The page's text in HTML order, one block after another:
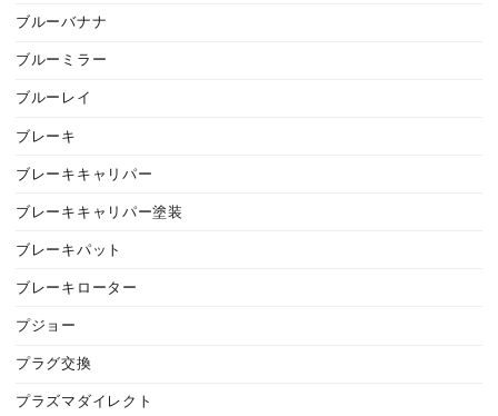
ブルーバナナ
ブルーミラー
ブルーレイ
ブレーキ
ブレーキキャリパー
ブレーキキャリパー塗装
ブレーキパット
ブレーキローター
プジョー
プラグ交換
プラズマダイレクト